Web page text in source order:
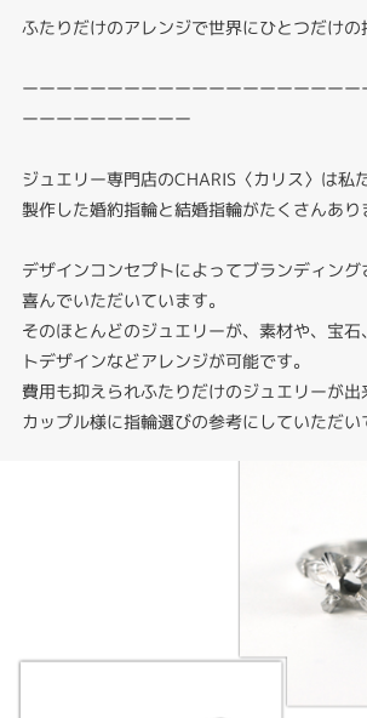
ふたりだけのアレンジで世界にひとつだけの
ーーーーーーーーーーーーーーーーーーー
ーーーーーーーーーー
ジュエリー専門店のCHARIS〈カリス〉は私
製作した婚約指輪と結婚指輪がたくさんあり
デザインコンセプトによってブランディング
喜んでいただいています。
そのほとんどのジュエリーが、素材や、宝
トデザインなどアレンジが可能です。
費用も抑えられふたりだけのジュエリーが
カップル様に指輪選びの参考にしていただい